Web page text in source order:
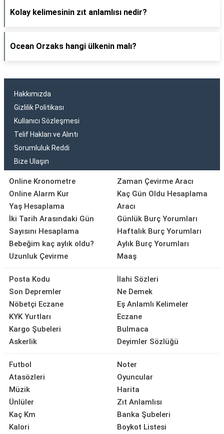
Kolay kelimesinin zıt anlamlısı nedir?
Ocean Orzaks hangi ülkenin malı?
Hakkımızda
Gizlilik Politikası
Kullanıcı Sözleşmesi
Telif Hakları ve Alıntı
Sorumluluk Reddi
Bize Ulaşın
Online Kronometre
Online Alarm Kur
Yaş Hesaplama
İki Tarih Arasındaki Gün
Sayısını Hesaplama
Bebeğim kaç aylık oldu?
Uzunluk Çevirme
Zaman Çevirme Aracı
Kaç Gün Oldu Hesaplama
Aracı
Günlük Burç Yorumları
Haftalık Burç Yorumları
Aylık Burç Yorumları
Maaş
Posta Kodu
Son Depremler
Nöbetçi Eczane
KYK Yurtları
Kargo Şubeleri
Askerlik
İlahi Sözleri
Ne Demek
Eş Anlamlı Kelimeler
Eczane
Bulmaca
Deyimler Sözlüğü
Futbol
Atasözleri
Müzik
Ünlüler
Kaç Km
Kalori
Noter
Oyuncular
Harita
Zıt Anlamlısı
Banka Şubeleri
Boykot Listesi